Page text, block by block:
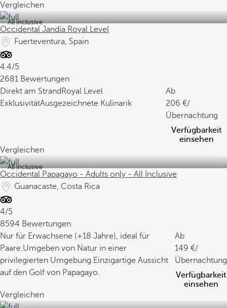
Vergleichen
All inclusive
Occidental Jandía Royal Level
Fuerteventura, Spain
4.4/5
2681 Bewertungen
Direkt am Strand Royal Level
ExklusivitätAusgezeichnete Kulinarik
Ab
206
/
Übernachtung
Verfügbarkeit
einsehen
Vergleichen
All inclusive
Occidental Papagayo - Adults only - All Inclusive
Guanacaste, Costa Rica
4/5
8594 Bewertungen
Nur für Erwachsene (+18 Jahre), ideal für
Paare.Umgeben von Natur in einer
privilegierten Umgebung.Einzigartige Aussicht
auf den Golf von Papagayo.
Ab
149
/
Übernachtung
Verfügbarkeit
einsehen
Vergleichen